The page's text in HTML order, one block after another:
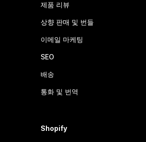
제품 리뷰
상향 판매 및 번들
이메일 마케팅
SEO
배송
통화 및 번역
Shopify